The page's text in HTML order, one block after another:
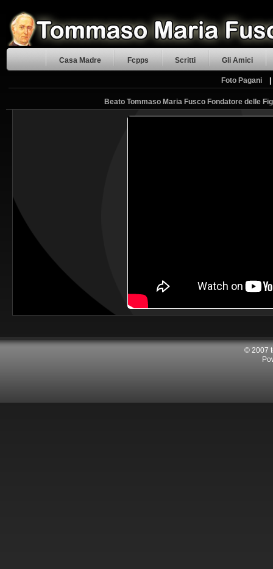
Casa Madre Fcpps Scritti Gli Amici
Foto Pagani
Beato Tommaso Maria Fusco Fondatore delle
© 2007